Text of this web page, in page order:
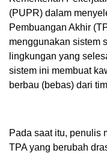
(PUPR) dalam
Pembuangan Akhir
menggunakan sistem
lingkungan yang
sistem ini membuat
berbau (bebas) dari
Pada saat itu, penulis
TPA yang berubah